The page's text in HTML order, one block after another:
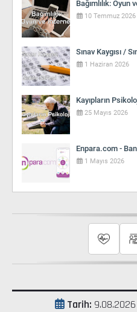
Bağımlılık: Oyun
10 Temmuz 2026
Sınav Kaygısı /
1 Haziran 2026
Kayıpların
25 Mayıs 2026
Enpara.com -
1 Mayıs 2026
Tarih: 9.08.2026